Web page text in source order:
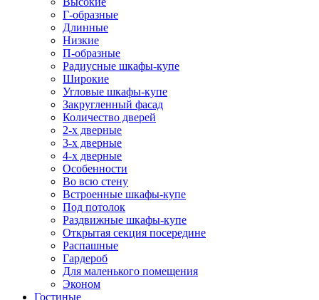
Г-образные
Длинные
Низкие
П-образные
Радиусные шкафы-купе
Широкие
Угловые шкафы-купе
Закругленный фасад
Количество дверей
2-х дверные
3-х дверные
4-х дверные
Особенности
Во всю стену
Встроенные шкафы-купе
Под потолок
Раздвижные шкафы-купе
Открытая секция посередине
Распашные
Гардероб
Для маленького помещения
Эконом
Гостиные